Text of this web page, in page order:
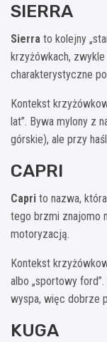
SIERRA
Sierra to kolejny
krzyżówkach,
charakterystyczne
Kontekst
lat”. Bywa mylony z
górskie), ale przy
CAPRI
Capri to nazwa,
tego brzmi znajomo
motoryzacją.
Kontekst
albo „sportowy
wyspa, więc dobrze
KUGA